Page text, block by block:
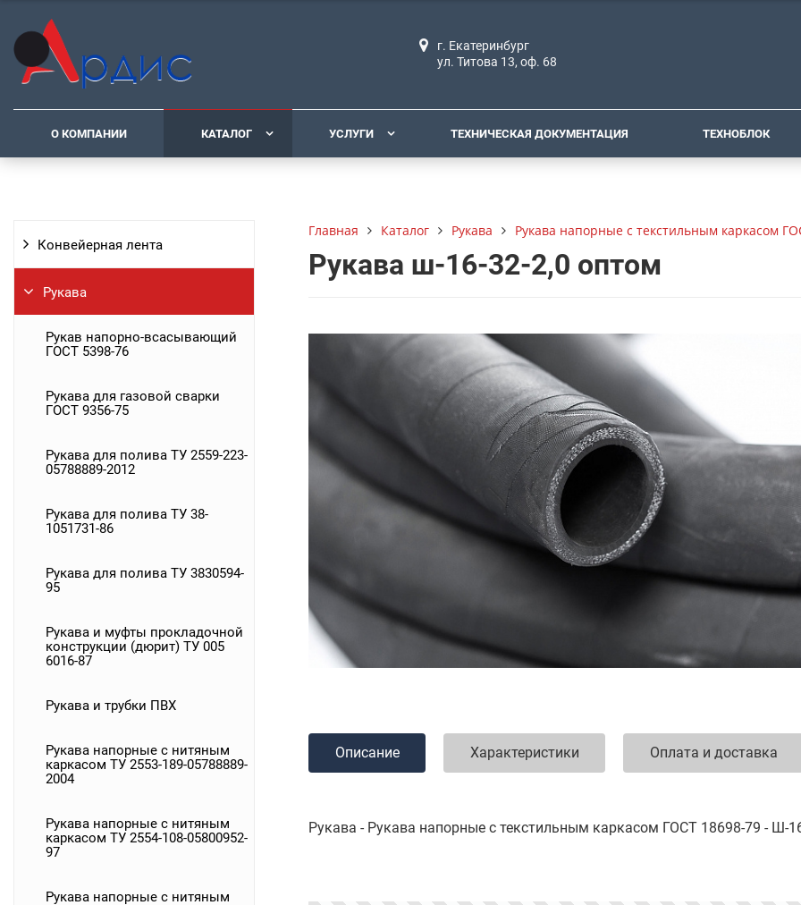
г. Екатеринбург
ул. Титова 13, оф. 68
О КОМПАНИИ КАТАЛОГ УСЛУГИ ТЕХНИЧЕСКАЯ ДОКУМЕНТАЦИЯ ТЕХНОБЛОК
Конвейерная лента
Рукава
Рукав напорно-всасывающий
ГОСТ 5398-76
Рукава для газовой сварки
ГОСТ 9356-75
Рукава для полива ТУ 2559-223-
05788889-2012
Рукава для полива ТУ 38-
1051731-86
Рукава для полива ТУ 3830594-
95
Рукава и муфты прокладочной
конструкции (дюрит) ТУ 005
6016-87
Рукава и трубки ПВХ
Рукава напорные с нитяным
каркасом ТУ 2553-189-05788889-
2004
Рукава напорные с нитяным
каркасом ТУ 2554-108-05800952-
97
Рукава напорные с нитяным
Главная Каталог Рукава Рукава напорные с текстильным каркасом
Рукава ш-16-32-2,0 оптом
Описание Характеристики Оплата и доставка
Рукава - Рукава напорные с текстильным каркасом ГОСТ 18698-79 - Ш-